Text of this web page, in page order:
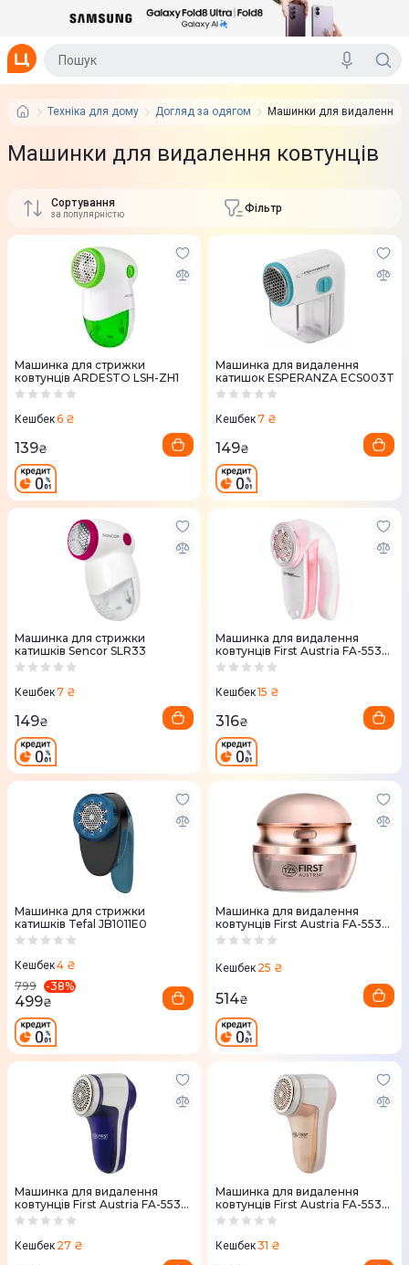
Техніка для дому Догляд за одягом Машинки для видалення
Машинки для видалення ковтунців
Сортування
за популярністю Фільтр
Машинка для стрижки
ковтунців ARDESTO LSH-ZH1
Кешбек6 ₴
139₴
Машинка для видалення
катишок ESPERANZA ECS003T
Кешбек7 ₴
149₴
Машинка для стрижки
катишків Sencor SLR33
Кешбек7 ₴
149₴
Машинка для видалення
ковтунців First Austria FA-5530-
1
Кешбек15 ₴
316₴
Машинка для стрижки
катишків Tefal JB1011E0
Кешбек4 ₴
799
-38%
499₴
Машинка для видалення
ковтунців First Austria FA-5530-
4-CR
Кешбек 25 ₴
514₴
Машинка для видалення
ковтунців First Austria FA-5530-
5-PU
Кешбек 27 ₴
Машинка для видалення
ковтунців First Austria FA-5530-
5-CR
Кешбек31 ₴